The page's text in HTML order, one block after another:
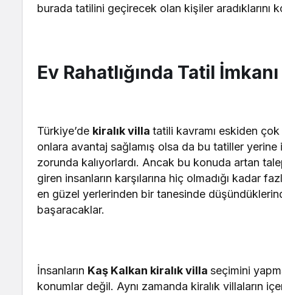
burada tatilini geçirecek olan kişiler aradıklarını
Ev Rahatlığında Tatil İmkanı
Türkiye’de kiralık villatatili kavramı eskiden
onlara avantaj sağlamış olsa da bu tatiller
zorunda kalıyorlardı. Ancak bu konuda artan
giren insanların karşılarına hiç olmadığı kadar
en güzel yerlerinden bir tanesinde
başaracaklar.
İnsanların Kaş Kalkan kiralık villaseçimini
konumlar değil. Aynı zamanda kiralık villaların